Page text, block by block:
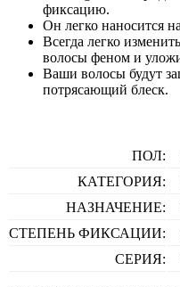
фиксацию.
Он легко наносится
Всегда легко
волосы феном и
Ваши волосы будут
потрясающий блеск.
ПОЛ:
КАТЕГОРИЯ:
НАЗНАЧЕНИЕ:
СТЕПЕНЬ ФИКСАЦИИ:
СЕРИЯ: